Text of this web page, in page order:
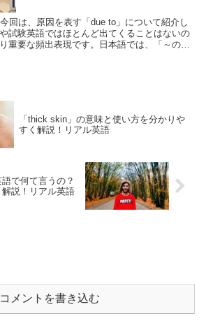
回は、原因を表す「due to」について紹介し
試験英語ではほとんど出てくることはないの
重要な頻出表現です。日本語では、「～のた
「thick skin」の意味と使い方を分かりや
すく解説！リアル英語
で何て言うの？
説！リアル英語
コメントを書き込む